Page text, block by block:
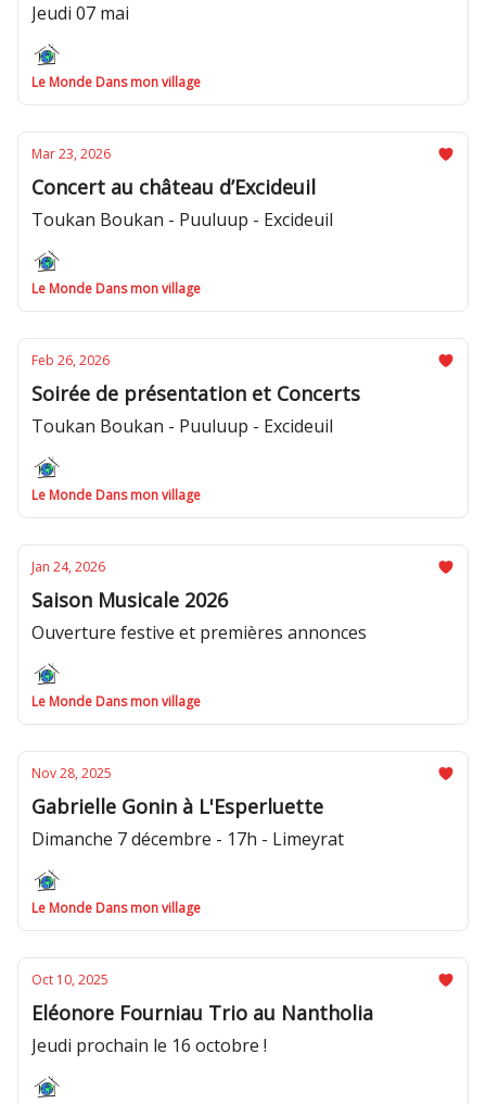
Jeudi 07 mai
Le Monde Dans mon village
Mar 23, 2026
Concert au château d’Excideuil
Toukan Boukan - Puuluup - Excideuil
Le Monde Dans mon village
Feb 26, 2026
Soirée de présentation et Concerts
Toukan Boukan - Puuluup - Excideuil
Le Monde Dans mon village
Jan 24, 2026
Saison Musicale 2026
Ouverture festive et premières annonces
Le Monde Dans mon village
Nov 28, 2025
Gabrielle Gonin à L'Esperluette
Dimanche 7 décembre - 17h - Limeyrat
Le Monde Dans mon village
Oct 10, 2025
Eléonore Fourniau Trio au Nantholia
Jeudi prochain le 16 octobre !